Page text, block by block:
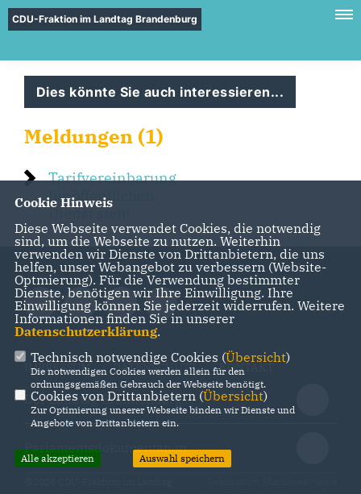
CDU-Fraktion im Landtag Brandenburg
Dies könnte Sie auch interessieren...
Meldungen (1)
Tarifvereinbarung
für öffentlichen
Dienst steht
IMPRESSUM DATENSCHUTZ KONTAKT
Der Landtag Brandenburg
Parlamentsdokumentation
Cookie Hinweis
Diese Webseite verwendet Cookies, die notwendig
sind, um die Webseite zu nutzen. Weiterhin
verwenden wir Dienste von Drittanbietern, die uns
helfen, unser Webangebot zu verbessern (Website-
Optmierung). Für die Verwendung bestimmter
Dienste, benötigen wir Ihre Einwilligung. Ihre
Einwilligung können Sie jederzeit widerrufen. Weitere
Informationen finden Sie in unserer
Datenschutzerklärung.
Technisch notwendige Cookies (Übersicht)
Die notwendigen Cookies werden allein für den
ordnungsgemäßen Gebrauch der Webseite benötigt.
Cookies von Drittanbietern (Übersicht)
Zur Optimierung unserer Webseite binden wir Dienste und
Angebote von Drittanbietern ein.
Alle akzeptieren Auswahl speichern